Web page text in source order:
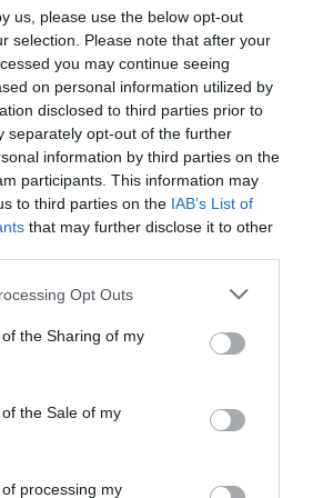
us, please use the below opt-out
selection. Please note that after your
you may continue seeing
on personal information utilized by
disclosed to third parties prior to
separately opt-out of the further
information by third parties on the
participants. This information may
to third parties on the IAB’s List of
that may further disclose it to other
Opt Outs
the Sharing of my
the Sale of my
processing my
ECCELLENTE
9.2 /10
in questo hotel?
SI
dettagli
ECCEZIONALE
9.6
/10